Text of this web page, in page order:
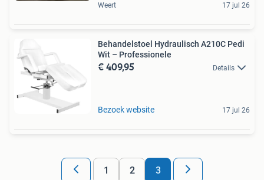
Weert 17 jul 26
Behandelstoel Hydraulisch A210C Pedi
Wit – Professionele
€ 409,95 Details
Bezoek website 17 jul 26
1 2 3